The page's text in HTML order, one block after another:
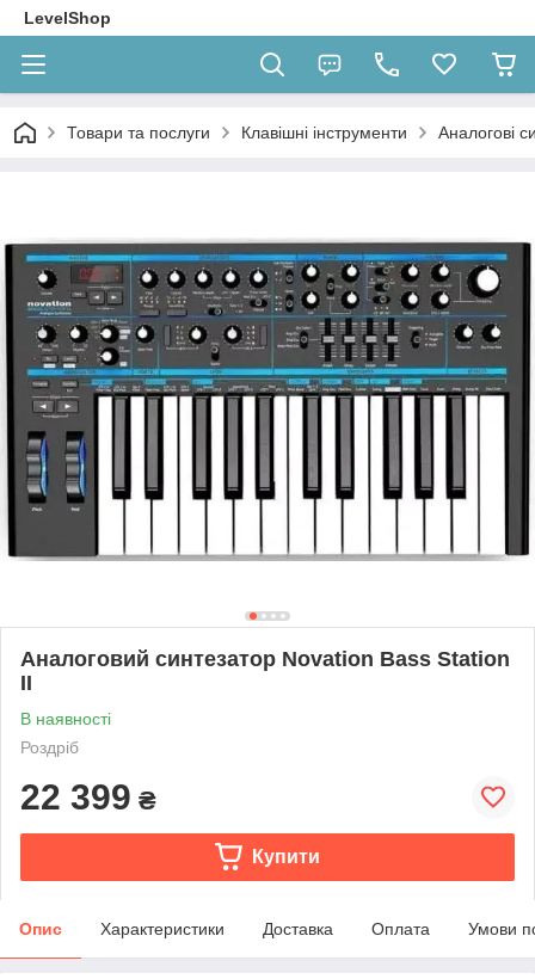
LevelShop
Товари та послуги Клавішні інструменти Аналогові
Аналоговий синтезатор Novation Bass Station
II
В наявності
Роздріб
22 399 ₴
Купити
Опис Характеристики Доставка Оплата Умови